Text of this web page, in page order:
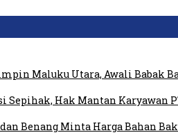
Maluku Utara, Awali Babak
Sepihak, Hak Mantan Karyawan
Benang Minta Harga Bahan